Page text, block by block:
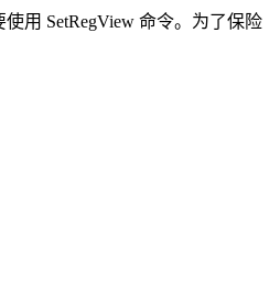
用 SetRegView 命令。为了保险